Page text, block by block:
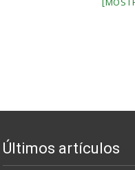
Últimos artículos